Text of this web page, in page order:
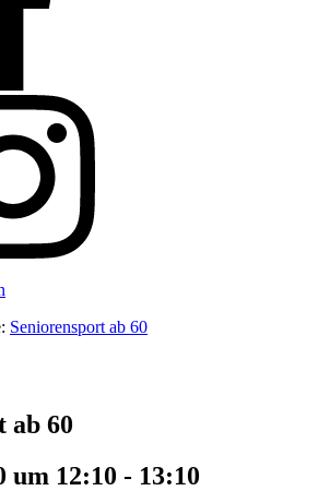
Seniorensport ab 60
ab 60
um 12:10 - 13:10